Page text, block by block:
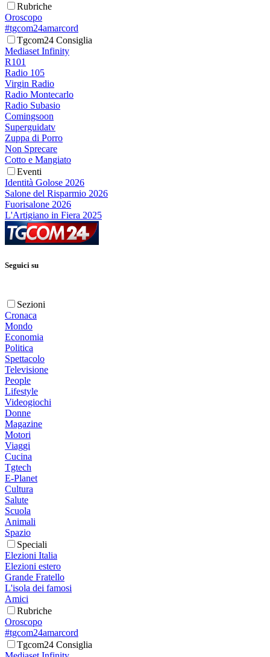
Rubriche
Oroscopo
#tgcom24amarcord
Tgcom24 Consiglia
Mediaset Infinity
R101
Radio 105
Virgin Radio
Radio Montecarlo
Radio Subasio
Comingsoon
Superguidatv
Zuppa di Porro
Non Sprecare
Cotto e Mangiato
Eventi
Identità Golose 2026
Salone del Risparmio 2026
Fuorisalone 2026
L'Artigiano in Fiera 2025
Seguici su
Sezioni
Cronaca
Mondo
Economia
Politica
Spettacolo
Televisione
People
Lifestyle
Videogiochi
Donne
Magazine
Motori
Viaggi
Cucina
Tgtech
E-Planet
Cultura
Salute
Scuola
Animali
Spazio
Speciali
Elezioni Italia
Elezioni estero
Grande Fratello
L'isola dei famosi
Amici
Rubriche
Oroscopo
#tgcom24amarcord
Tgcom24 Consiglia